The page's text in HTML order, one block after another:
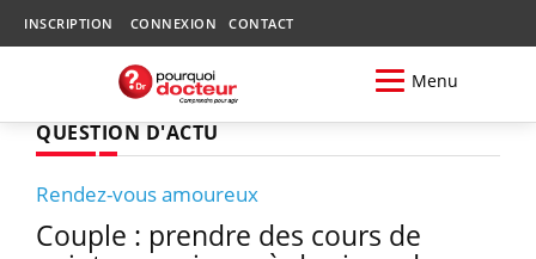
INSCRIPTION CONNEXION CONTACT
Menu
QUESTION D'ACTU
Rendez-vous amoureux
Couple : prendre des cours de